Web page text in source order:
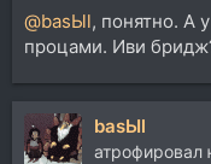
@basЫl, понятно. А
процами. Иви
basЫl
атрофировал